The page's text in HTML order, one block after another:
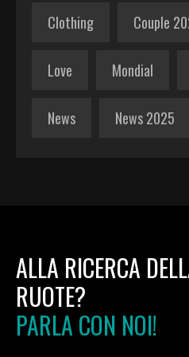
Clothing Couple
Love Mondial
News News 2025
ALLA RICERCA
RUOTE?
PARLA CON NOI!